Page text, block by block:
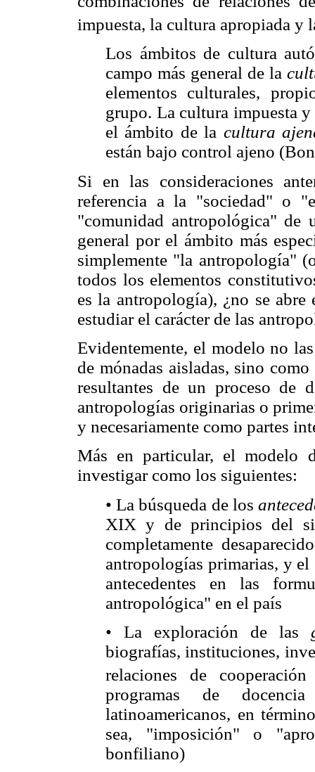
impuesta, la cultura apropiada y
Los ámbitos de cultura
campo más general de la
elementos culturales,
grupo. La cultura impuesta
el ámbito de la cultura
están bajo control ajeno
Si en las consideraciones
referencia a la "sociedad" o
"comunidad antropológica"
general por el ámbito más
simplemente "la antropología"
todos los elementos
es la antropología), ¿no se abre
estudiar el carácter de las
Evidentemente, el modelo no
de mónadas aisladas, sino
resultantes de un proceso de
antropologías originarias o
y necesariamente como partes
Más en particular, el modelo
investigar como los siguientes:
• La búsqueda de los
XIX y de principios del
completamente
antropologías primarias, y el
antecedentes en las
antropológica" en el país
• La exploración de las
biografías, instituciones,
relaciones de
programas de
latinoamericanos, en
sea, "imposición" o
bonfiliano)